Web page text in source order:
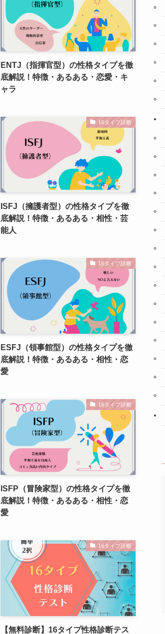
ENTJ（指揮官型）の性格タイプを徹
底解説！特徴・あるある・恋愛・キ
ャラ
16タイプ診断
ISFJ（擁護者型）の性格タイプを徹
底解説！特徴・あるある・相性・芸
能人
16タイプ診断
ESFJ（領事館型）の性格タイプを徹
底解説！特徴・あるある・相性・恋
愛
16タイプ診断
ISFP（冒険家型）の性格タイプを徹
底解説！特徴・あるある・相性・恋
愛
16タイプ診断
【無料診断】16タイプ性格診断テス